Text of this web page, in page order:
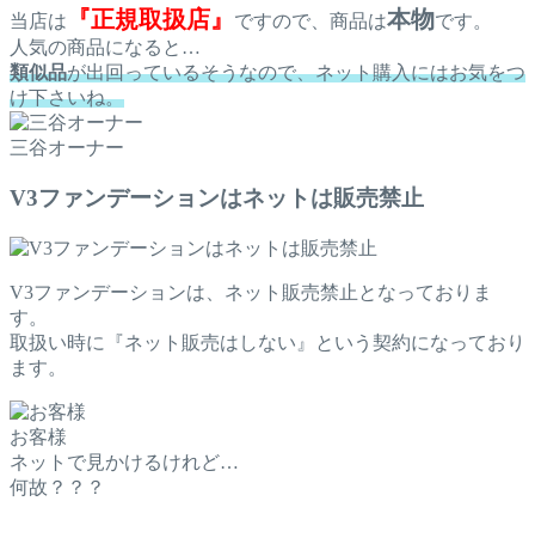
当店は 『正規取扱店』 ですので、商品は本物です。
人気の商品になると…
類似品が出回っているそうなので、ネット購入にはお気をつ
け下さいね。
三谷オーナー
V3ファンデーションはネットは販売禁止
V3ファンデーションは、ネット販売禁止となっておりま
す。
取扱い時に『ネット販売はしない』という契約になっており
ます。
お客様
ネットで見かけるけれど…
何故？？？